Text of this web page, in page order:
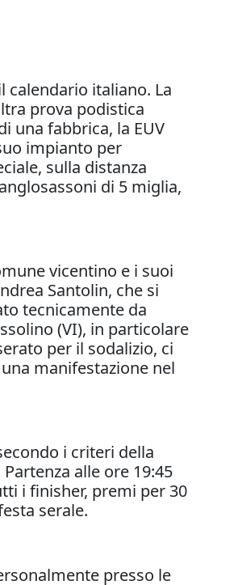
italiano. La
prova podistica
una fabbrica, la EUV
impianto per
sulla distanza
di 5 miglia,
vicentino e i suoi
Santolin, che si
tecnicamente da
(VI), in particolare
per il sodalizio, ci
manifestazione nel
i criteri della
alle ore 19:45
i finisher, premi per 30
serale.
presso le